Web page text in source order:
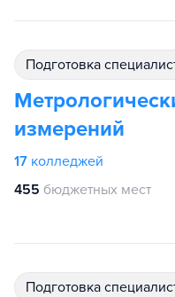
подготовка
измерений
17 колледжей
455 бюджетных мест
подготовка